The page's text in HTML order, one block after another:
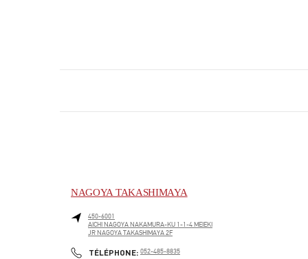
NAGOYA TAKASHIMAYA
450-6001
AICHINAGOYANAKAMURA-KU 1-1-4 MEIEKI
JR NAGOYA TAKASHIMAYA 2F
TÉLÉPHONE: PHONE
052-485-8835